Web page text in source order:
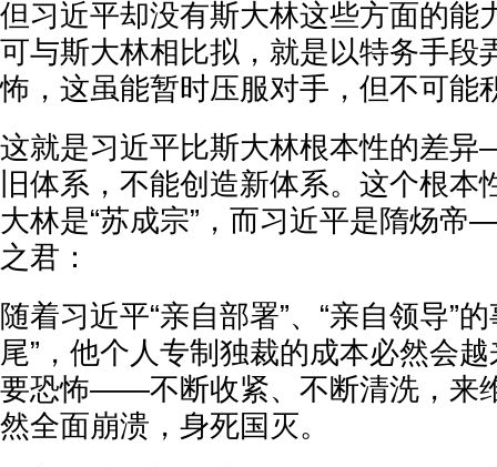
但习近平却没有斯大林这些方面的能
可与斯大林相比拟，就是以特务手段
怖，这虽能暂时压服对手，但不可能
这就是习近平比斯大林根本性的差
旧体系，不能创造新体系。这个根本
大林是“苏成宗”，而习近平是隋炀
之君：
随着习近平“亲自部署”、“亲自领导”
尾”，他个人专制独裁的成本必然会
要恐怖——不断收紧、不断清洗，来
然全面崩溃，身死国灭。